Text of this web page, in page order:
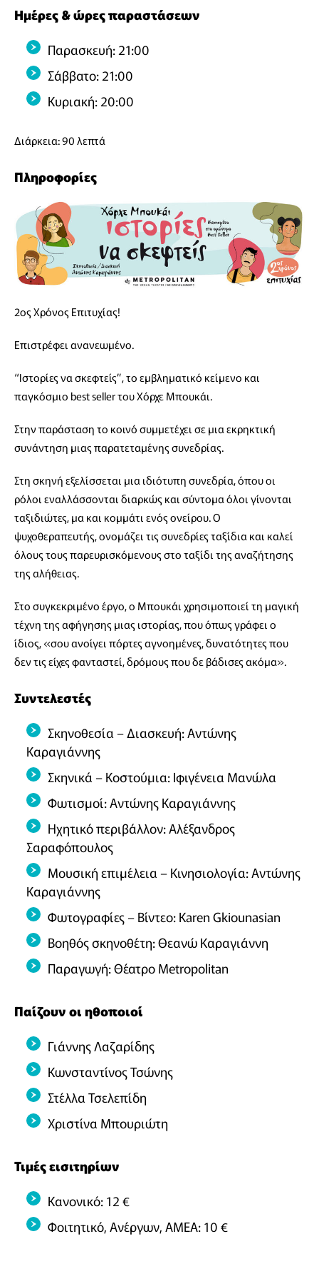
Ημέρες & ώρες παραστάσεων
Παρασκευή: 21:00
Σάββατο: 21:00
Κυριακή: 20:00
Διάρκεια: 90 λεπτά
Πληροφορίες
2ος Χρόνος Επιτυχίας!
Επιστρέφει ανανεωμένο.
“Ιστορίες να σκεφτείς”, το εμβληματικό κείμενο και
παγκόσμιο best seller του Χόρχε Μπουκάι.
Στην παράσταση το κοινό συμμετέχει σε μια εκρηκτική
συνάντηση μιας παρατεταμένης συνεδρίας.
Στη σκηνή εξελίσσεται μια ιδιότυπη συνεδρία, όπου οι
ρόλοι εναλλάσσονται διαρκώς και σύντομα όλοι γίνονται
ταξιδιώτες, μα και κομμάτι ενός ονείρου. Ο
ψυχοθεραπευτής, ονομάζει τις συνεδρίες ταξίδια και καλεί
όλους τους παρευρισκόμενους στο ταξίδι της αναζήτησης
της αλήθειας.
Στο συγκεκριμένο έργο, ο Μπουκάι χρησιμοποιεί τη μαγική
τέχνη της αφήγησης μιας ιστορίας, που όπως γράφει ο
ίδιος, «σου ανοίγει πόρτες αγνοημένες, δυνατότητες που
δεν τις είχες φανταστεί, δρόμους που δε βάδισες ακόμα».
Συντελεστές
Σκηνοθεσία – Διασκευή: Αντώνης
Καραγιάννης
Σκηνικά – Κοστούμια: Ιφιγένεια Μανώλα
Φωτισμοί: Αντώνης Καραγιάννης
Ηχητικό περιβάλλον: Αλέξανδρος
Σαραφόπουλος
Μουσική επιμέλεια – Κινησιολογία: Αντώνης
Καραγιάννης
Φωτογραφίες – Βίντεο: Karen Gkiounasian
Βοηθός σκηνοθέτη: Θεανώ Καραγιάννη
Παραγωγή: Θέατρο Metropolitan
Παίζουν οι ηθοποιοί
Γιάννης Λαζαρίδης
Κωνσταντίνος Τσώνης
Στέλλα Τσελεπίδη
Χριστίνα Μπουριώτη
Τιμές εισιτηρίων
Κανονικό: 12 €
Φοιτητικό, Ανέργων, ΑΜΕΑ: 10 €